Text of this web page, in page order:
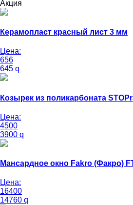
Акция
Керамопласт красный лист 3 мм
Цена:
656
645 q
Козырек из поликарбоната
Цена:
4500
3900 q
Мансардное окно Fakro (Факро)
Цена:
16400
14760 q